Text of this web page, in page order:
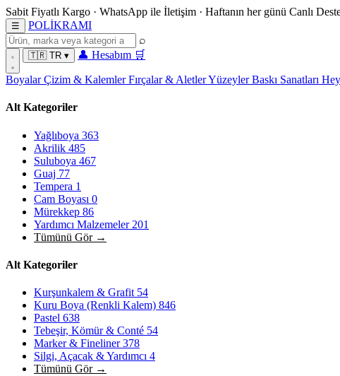
Sabit Fiyatlı Kargo · WhatsApp ile İletişim · Haftanın her günü Canlı
☰ POLİKRAMI
⌕
🇹🇷 TR ▾ 👤 Hesabım 🛒
BoyalarÇizim & KalemlerFırçalar & AletlerYüzeylerBaskı Sanatları
Alt Kategoriler
Yağlıboya 363
Akrilik 485
Suluboya 467
Guaj 77
Tempera 1
Cam Boyası 0
Mürekkep 86
Yardımcı Malzemeler 201
Tümünü Gör →
Alt Kategoriler
Kurşunkalem & Grafit 54
Kuru Boya (Renkli Kalem) 846
Pastel 638
Tebeşir, Kömür & Conté 54
Marker & Fineliner378
Silgi, Açacak & Yardımcı 4
Tümünü Gör →